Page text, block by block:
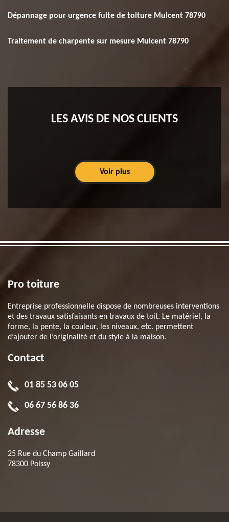
Dépannage pour urgence fuite de toiture Mulcent 78790
Traitement de charpente sur mesure Mulcent 78790
LES AVIS DE NOS CLIENTS
Voir plus
Pro toiture
Entreprise professionnelle dispose de nombreuses interventions
et des travaux satisfaisants en travaux de toit. Le matériel, la
forme, la pente, la couleur, les niveaux, etc. permettent
d’ajouter de l’originalité et du style à la maison.
Contact
01 85 53 06 05
06 67 56 86 36
Adresse
25 Rue du Champ Gaillard
78300 Poissy